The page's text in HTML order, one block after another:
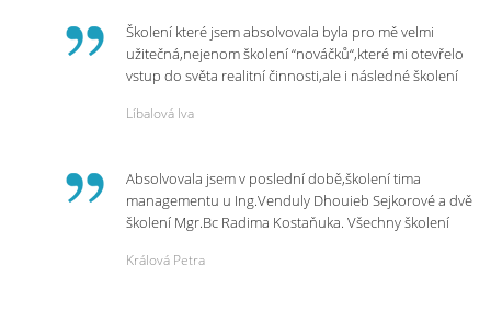
Školení které jsem absolvovala byla pro mě velmi
užitečná,nejenom školení “nováčků“,které mi otevřelo
vstup do světa realitní činnosti,ale i následné školení
p.Vendulce která s nesmírnou lidskostí,přesto
potřebná školení,která Realitní Akademie umožňuje.
Líbalová Iva
Absolvovala jsem v poslední době,školení tima
managementu u Ing.Venduly Dhouieb Sejkorové a dvě
školení Mgr.Bc Radima Kostaňuka. Všechny školení
práci a na život.
Králová Petra